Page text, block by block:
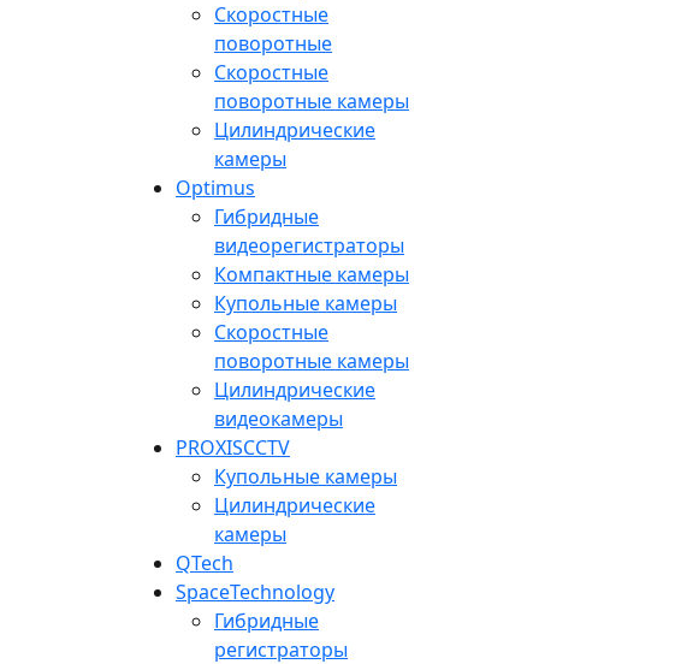
Скоростные
поворотные
Скоростные
поворотные камеры
Цилиндрические
камеры
Optimus
Гибридные
видеорегистраторы
Компактные камеры
Купольные камеры
Скоростные
поворотные камеры
Цилиндрические
видеокамеры
PROXISCCTV
Купольные камеры
Цилиндрические
камеры
QTech
SpaceTechnology
Гибридные
регистраторы